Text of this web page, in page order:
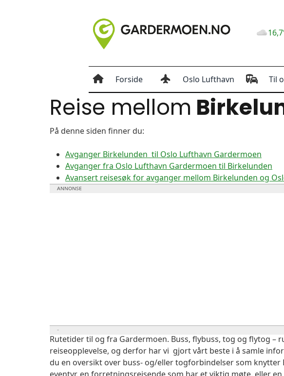
Forside Oslo Lufthavn Til
Reise mellom
På denne siden finner du:
Avganger Birkelunden til Oslo Lufthavn Gardermoen
Avganger fra Oslo Lufthavn Gardermoen til Birkelunden
Avansert reisesøk for avganger mellom Birkelunden og
Rutetider til og fra Gardermoen. Buss, flybuss, tog og flytog
reiseopplevelse, og derfor har vi gjort vårt beste i å samle
du en oversikt over buss- og/eller togforbindelser som